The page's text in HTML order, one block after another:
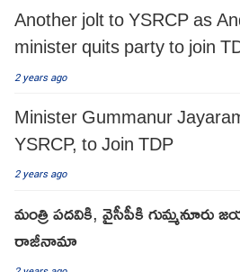
Another jolt to YSRCP as
minister quits party to join
2 years ago
Minister Gummanur
YSRCP, to Join TDP
2 years ago
మంత్రి పదవికి, వైసీపీకి గుమ్మనూరు
రాజీనామా